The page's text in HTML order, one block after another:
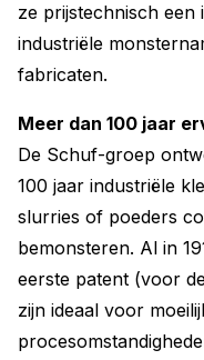
ze prijstechnisch
industriële
fabricaten.
Meer dan 100 jaar
De Schuf-groep
100 jaar industriële
slurries of poeders
bemonsteren. Al in
eerste patent (voor
zijn ideaal voor